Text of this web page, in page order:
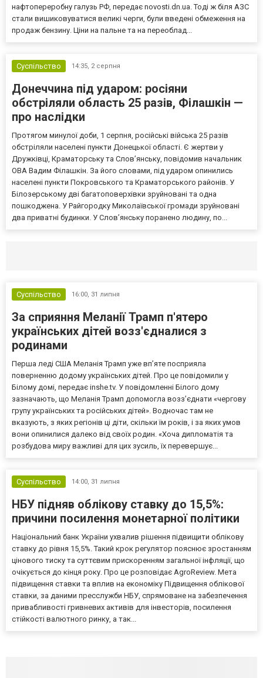
нафтопереробну галузь РФ, передає novosti.dn.ua. Тоді ж біля АЗС
стали вишиковуватися великі черги, були введені обмеження на
продаж бензину. Ціни на пальне та на переоблад...
Суспільство 14:35, 2 серпня
Донеччина під ударом: росіяни
обстріляли область 25 разів, Філашкін —
про наслідки
Протягом минулої доби, 1 серпня, російські війська 25 разів
обстріляли населені пункти Донецької області. Є жертви у
Дружківці, Краматорську та Слов’янську, повідомив начальник
ОВА Вадим Філашкін. За його словами, під ударом опинились
населені пункти Покровського та Краматорського районів. У
Білозерському дві багатоповерхівки зруйновані та одна
пошкоджена. У Райгородку Миколаївської громади зруйновані
два приватні будинки. У Слов’янську поранено людину, по...
Суспільство 16:00, 31 липня
За сприяння Меланії Трамп п'ятеро
українських дітей возз'єдналися з
родинами
Перша леді США Меланія Трамп уже впʼяте посприяла
поверненню додому українських дітей. Про це повідомили у
Білому домі, передає inshe.tv. У повідомленні Білого дому
зазначають, що Меланія Трамп допомогла возз’єднати «чергову
групу українських та російських дітей». Водночас там не
вказують, з яких регіонів ці діти, скільки їм років, і за яких умов
вони опинилися далеко від своїх родин. «Хоча дипломатія та
розбудова миру важливі для цих зусиль, їх перевершує...
Суспільство 14:00, 31 липня
НБУ підняв облікову ставку до 15,5%:
причини посилення монетарної політики
Національний банк України ухвалив рішення підвищити облікову
ставку до рівня 15,5%. Такий крок регулятор пояснює зростанням
цінового тиску та суттєвим прискоренням загальної інфляції, що
очікується до кінця року. Про це розповідає AgroReview. Мета
підвищення ставки та вплив на економіку Підвищення облікової
ставки, за даними пресслужби НБУ, спрямоване на забезпечення
привабливості гривневих активів для інвесторів, посилення
стійкості валютного ринку, а так...